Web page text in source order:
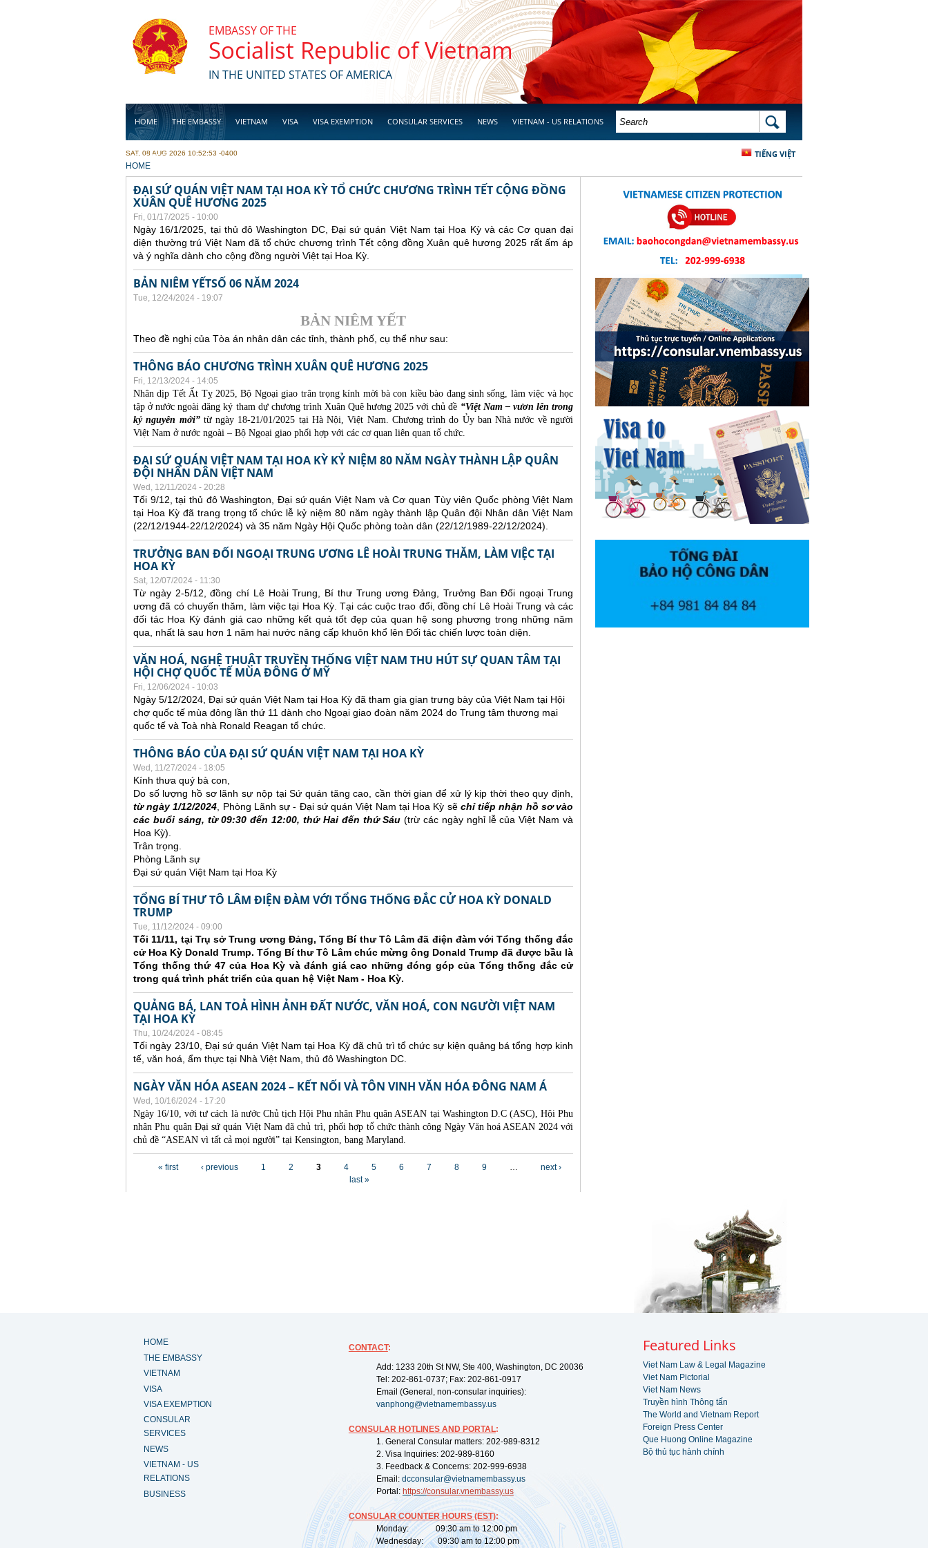
EMBASSY OF THE
Socialist Republic of Vietnam
IN THE UNITED STATES OF AMERICA
HOME THE EMBASSY VIETNAM VISA VISA EXEMPTION CONSULAR SERVICES NEWS VIETNAM - US RELATIONS
BUSINESS
SEARCH FORM SEARCH
TIẾNG VIỆT
SAT, 08 AUG 2026 10:52:53 -0400
YOU ARE HERE
HOME
ĐẠI SỨ QUÁN VIỆT NAM TẠI HOA KỲ TỔ CHỨC CHƯƠNG TRÌNH TẾT CỘNG ĐỒNG
XUÂN QUÊ HƯƠNG 2025
Fri, 01/17/2025 - 10:00
Ngày 16/1/2025, tại thủ đô Washington DC, Đại sứ quán Việt Nam tại Hoa Kỳ và các Cơ quan đại
diện thường trú Việt Nam đã tổ chức chương trình Tết cộng đồng Xuân quê hương 2025 rất ấm áp
và ý nghĩa dành cho cộng đồng người Việt tại Hoa Kỳ.
BẢN NIÊM YẾTSỐ 06 NĂM 2024
Tue, 12/24/2024 - 19:07
BẢN NIÊM YẾT
Theo đề nghị của Tòa án nhân dân các tỉnh, thành phố, cụ thể như sau:
THÔNG BÁO CHƯƠNG TRÌNH XUÂN QUÊ HƯƠNG 2025
Fri, 12/13/2024 - 14:05
Nhân dịp Tết Ất Tỵ 2025, Bộ Ngoại giao trân trọng kính mời bà con kiều bào đang sinh sống, làm việc và học
tập ở nước ngoài đăng ký tham dự chương trình Xuân Quê hương 2025 với chủ đề “Việt Nam – vươn lên trong
kỷ nguyên mới”từ ngày 18-21/01/2025 tại Hà Nội, Việt Nam. Chương trình do Ủy ban Nhà nước về người
Việt Nam ở nước ngoài – Bộ Ngoại giao phối hợp với các cơ quan liên quan tổ chức.
ĐẠI SỨ QUÁN VIỆT NAM TẠI HOA KỲ KỶ NIỆM 80 NĂM NGÀY THÀNH LẬP QUÂN
ĐỘI NHÂN DÂN VIỆT NAM
Wed, 12/11/2024 - 20:28
Tối 9/12, tại thủ đô Washington, Đại sứ quán Việt Nam và Cơ quan Tùy viên Quốc phòng Việt Nam
tại Hoa Kỳ đã trang trọng tổ chức lễ kỷ niệm 80 năm ngày thành lập Quân đội Nhân dân Việt Nam
(22/12/1944-22/12/2024) và 35 năm Ngày Hội Quốc phòng toàn dân (22/12/1989-22/12/2024).
TRƯỞNG BAN ĐỐI NGOẠI TRUNG ƯƠNG LÊ HOÀI TRUNG THĂM, LÀM VIỆC TẠI
HOA KỲ
Sat, 12/07/2024 - 11:30
Từ ngày 2-5/12, đồng chí Lê Hoài Trung, Bí thư Trung ương Đảng, Trưởng Ban Đối ngoại Trung
ương đã có chuyến thăm, làm việc tại Hoa Kỳ. Tại các cuộc trao đổi, đồng chí Lê Hoài Trung và các
đối tác Hoa Kỳ đánh giá cao những kết quả tốt đẹp của quan hệ song phương trong những năm
qua, nhất là sau hơn 1 năm hai nước nâng cấp khuôn khổ lên Đối tác chiến lược toàn diện.
VĂN HOÁ, NGHỆ THUẬT TRUYỀN THỐNG VIỆT NAM THU HÚT SỰ QUAN TÂM TẠI
HỘI CHỢ QUỐC TẾ MÙA ĐÔNG Ở MỸ
Fri, 12/06/2024 - 10:03
Ngày 5/12/2024, Đại sứ quán Việt Nam tại Hoa Kỳ đã tham gia gian trưng bày của Việt Nam tại Hội
chợ quốc tế mùa đông lần thứ 11 dành cho Ngoại giao đoàn năm 2024 do Trung tâm thương mại
quốc tế và Toà nhà Ronald Reagan tổ chức.
THÔNG BÁO CỦA ĐẠI SỨ QUÁN VIỆT NAM TẠI HOA KỲ
Wed, 11/27/2024 - 18:05
Kính thưa quý bà con,
Do số lượng hồ sơ lãnh sự nộp tại Sứ quán tăng cao, cần thời gian để xử lý kịp thời theo quy định,
từ ngày 1/12/2024 , Phòng Lãnh sự - Đại sứ quán Việt Nam tại Hoa Kỳ sẽ chỉ tiếp nhận hồ sơ vào
các buổi sáng, từ 09:30 đến 12:00, thứ Hai đến thứ Sáu (trừ các ngày nghỉ lễ của Việt Nam và
Hoa Kỳ).
Trân trọng.
Phòng Lãnh sự
Đại sứ quán Việt Nam tại Hoa Kỳ
TỔNG BÍ THƯ TÔ LÂM ĐIỆN ĐÀM VỚI TỔNG THỐNG ĐẮC CỬ HOA KỲ DONALD
TRUMP
Tue, 11/12/2024 - 09:00
Tối 11/11, tại Trụ sở Trung ương Đảng, Tổng Bí thư Tô Lâm đã điện đàm với Tổng thống đắc
cử Hoa Kỳ Donald Trump. Tổng Bí thư Tô Lâm chúc mừng ông Donald Trump đã được bầu là
Tổng thống thứ 47 của Hoa Kỳ và đánh giá cao những đóng góp của Tổng thống đắc cử
trong quá trình phát triển của quan hệ Việt Nam - Hoa Kỳ.
QUẢNG BÁ, LAN TOẢ HÌNH ẢNH ĐẤT NƯỚC, VĂN HOÁ, CON NGƯỜI VIỆT NAM
TẠI HOA KỲ
Thu, 10/24/2024 - 08:45
Tối ngày 23/10, Đại sứ quán Việt Nam tại Hoa Kỳ đã chủ trì tổ chức sự kiện quảng bá tổng hợp kinh
tế, văn hoá, ẩm thực tại Nhà Việt Nam, thủ đô Washington DC.
NGÀY VĂN HÓA ASEAN 2024 – KẾT NỐI VÀ TÔN VINH VĂN HÓA ĐÔNG NAM Á
Wed, 10/16/2024 - 17:20
Ngày 16/10, với tư cách là nước Chủ tịch Hội Phu nhân Phu quân ASEAN tại Washington D.C (ASC), Hội Phu
nhân Phu quân Đại sứ quán Việt Nam đã chủ trì, phối hợp tổ chức thành công Ngày Văn hoá ASEAN 2024 với
chủ đề “ASEAN vì tất cả mọi người” tại Kensington, bang Maryland.
« first ‹ previous 1 2 3 4 5 6 7 8 9 …
next ›
last »
HOME
THE EMBASSY
VIETNAM
VISA
VISA EXEMPTION
CONSULAR
SERVICES
NEWS
VIETNAM - US
RELATIONS
BUSINESS
CONTACT:
Add: 1233 20th St NW, Ste 400, Washington, DC 20036
Tel: 202-861-0737; Fax: 202-861-0917
Email (General, non-consular inquiries):
vanphong@vietnamembassy.us
CONSULAR HOTLINES AND PORTAL:
1. General Consular matters: 202-989-8312
2. Visa Inquiries: 202-989-8160
3. Feedback & Concerns: 202-999-6938
Email: dcconsular@vietnamembassy.us
Portal: https://consular.vnembassy.us
CONSULAR COUNTER HOURS (EST):
Monday: 09:30 am to 12:00 pm
Wednesday: 09:30 am to 12:00 pm
Featured Links
Viet Nam Law & Legal Magazine
Viet Nam Pictorial
Viet Nam News
Truyền hình Thông tấn
The World and Vietnam Report
Foreign Press Center
Que Huong Online Magazine
Bộ thủ tục hành chính